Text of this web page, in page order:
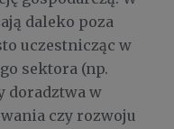
daleko poza
uczestnicząc w
sektora (np.
doradztwa w
czy rozwoju